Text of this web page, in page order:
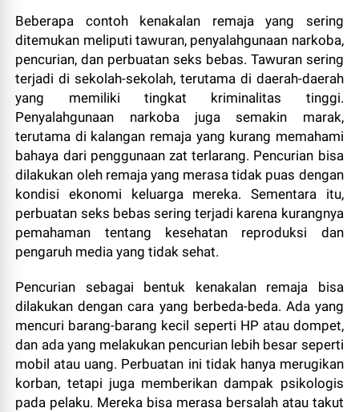
Beberapa contoh kenakalan remaja yang sering
ditemukan meliputi tawuran, penyalahgunaan narkoba,
pencurian, dan perbuatan seks bebas. Tawuran sering
terjadi di sekolah-sekolah, terutama di daerah-daerah
yang memiliki tingkat kriminalitas tinggi.
Penyalahgunaan narkoba juga semakin marak,
terutama di kalangan remaja yang kurang memahami
bahaya dari penggunaan zat terlarang. Pencurian bisa
dilakukan oleh remaja yang merasa tidak puas dengan
kondisi ekonomi keluarga mereka. Sementara itu,
perbuatan seks bebas sering terjadi karena kurangnya
pemahaman tentang kesehatan reproduksi dan
pengaruh media yang tidak sehat.
Pencurian sebagai bentuk kenakalan remaja bisa
dilakukan dengan cara yang berbeda-beda. Ada yang
mencuri barang-barang kecil seperti HP atau dompet,
dan ada yang melakukan pencurian lebih besar seperti
mobil atau uang. Perbuatan ini tidak hanya merugikan
korban, tetapi juga memberikan dampak psikologis
pada pelaku. Mereka bisa merasa bersalah atau takut